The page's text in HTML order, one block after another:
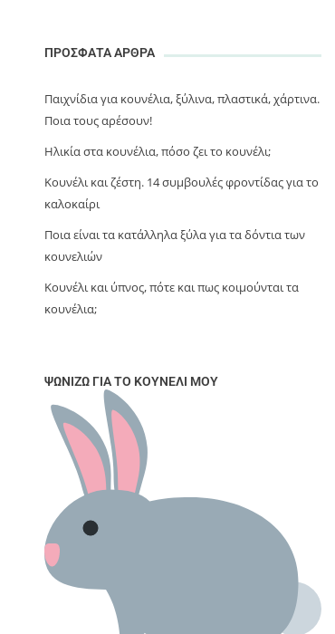
ΠΡΟΣΦΑΤΑ ΑΡΘΡΑ
Παιχνίδια για κουνέλια, ξύλινα, πλαστικά, χάρτινα.
Ποια τους αρέσουν!
Ηλικία στα κουνέλια, πόσο ζει το κουνέλι;
Κουνέλι και ζέστη. 14 συμβουλές φροντίδας για το
καλοκαίρι
Ποια είναι τα κατάλληλα ξύλα για τα δόντια των
κουνελιών
Κουνέλι και ύπνος, πότε και πως κοιμούνται τα
κουνέλια;
ΨΩΝΊΖΩ ΓΙΑ ΤΟ ΚΟΥΝΈΛΙ ΜΟΥ